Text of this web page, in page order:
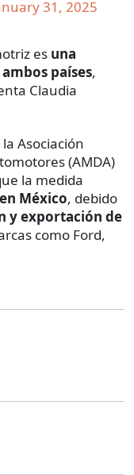
31, 2025
es una
países,
Claudia
Asociación
(AMDA)
la medida
México, debido
y exportación de
como Ford,